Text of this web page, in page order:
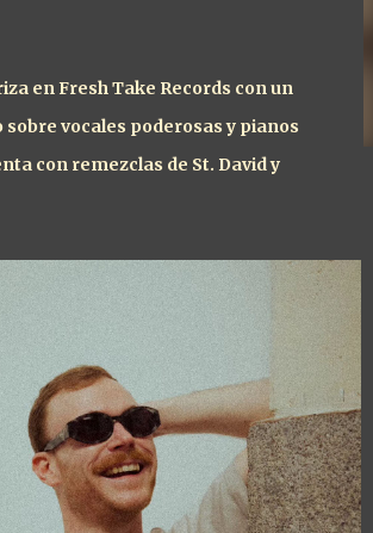
en Fresh Take Records con un
vocales poderosas y pianos
con remezclas de St. David y